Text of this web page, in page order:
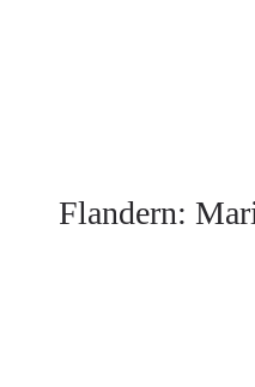
Flandern: